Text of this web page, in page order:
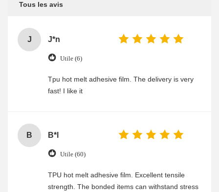
Tous les avis
J J*n
Utile (6)
Tpu hot melt adhesive film. The delivery is very
fast! I like it
B B*l
Utile (60)
TPU hot melt adhesive film. Excellent tensile
strength. The bonded items can withstand stress